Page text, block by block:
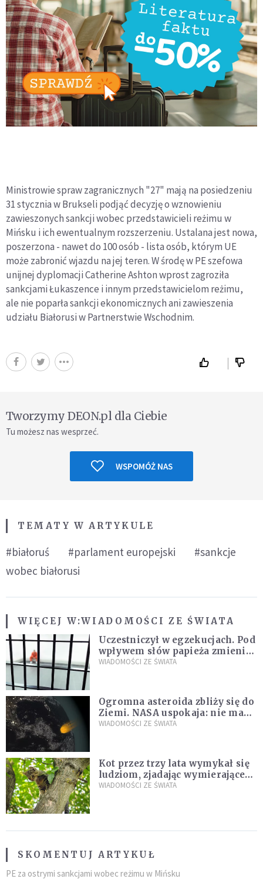
Ministrowie spraw zagranicznych "27" mają na posiedzeniu
31 stycznia w Brukseli podjąć decyzję o wznowieniu
zawieszonych sankcji wobec przedstawicieli reżimu w
Mińsku i ich ewentualnym rozszerzeniu. Ustalana jest nowa,
poszerzona - nawet do 100 osób - lista osób, którym UE
może zabronić wjazdu na jej teren. W środę w PE szefowa
unijnej dyplomacji Catherine Ashton wprost zagroziła
sankcjami Łukaszence i innym przedstawicielom reżimu,
ale nie poparła sankcji ekonomicznych ani zawieszenia
udziału Białorusi w Partnerstwie Wschodnim.
Tworzymy DEON.pl dla Ciebie
Tu możesz nas wesprzeć.
WSPOMÓŻ NAS
TEMATY W ARTYKULE
#białoruś #parlament europejski
#sankcje
wobec białorusi
WIĘCEJ W:WIADOMOŚCI ZE ŚWIATA
Uczestniczył w egzekucjach. Pod
wpływem słów papieża zmienił
zdanie
WIADOMOŚCI ZE ŚWIATA
Ogromna asteroida zbliży się do
Ziemi. NASA uspokaja: nie ma
zagrożenia
WIADOMOŚCI ZE ŚWIATA
Kot przez trzy lata wymykał się
ludziom, zjadając wymierające
kaczki. W końcu popełnił
WIADOMOŚCI ZE ŚWIATA
SKOMENTUJ ARTYKUŁ
PE za ostrymi sankcjami wobec reżimu w Mińsku